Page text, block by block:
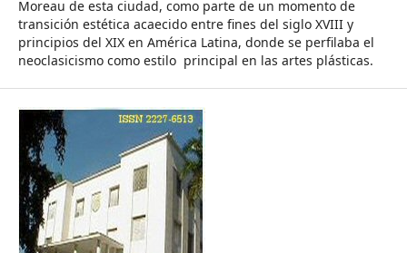
Moreau de esta ciudad, como parte de un momento de
transición estética acaecido entre fines del siglo XVIII y
principios del XIX en América Latina, donde se perfilaba el
neoclasicismo como estilo principal en las artes plásticas.